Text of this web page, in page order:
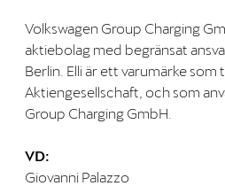
Volkswagen Group Charging
aktiebolag med begränsat
Berlin. Elli är ett varumärke som
Aktiengesellschaft, och som
Group Charging GmbH.
VD:
Giovanni Palazzo